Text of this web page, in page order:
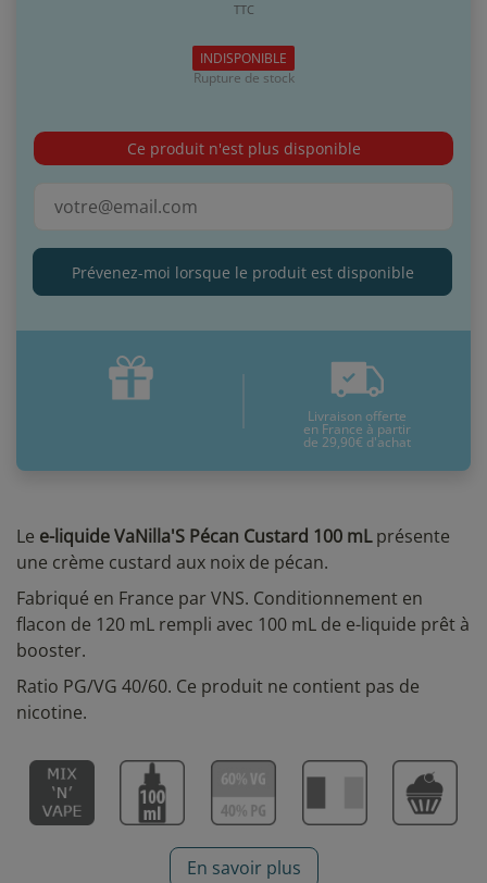
Le e-liquide VaNilla'S Pécan Custard 100 mLprésente
une crème custard aux noix de pécan.
Fabriqué en France par VNS. Conditionnement en
flacon de 120 mL rempli avec 100 mL de e-liquide prêt à
booster.
Ratio PG/VG 40/60. Ce produit ne contient pas de
nicotine.
En savoir plus
TTC
INDISPONIBLE
Rupture de stock
Ce produit n'est plus disponible
Prévenez-moi lorsque le produit est disponible
Livraison offerte
en France à partir
de 29,90€ d'achat